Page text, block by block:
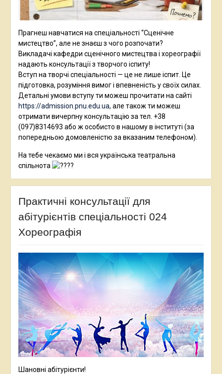
Прагнеш навчатися на спеціальності “Сценічне
мистецтво”, але не знаєш з чого розпочати?
Викладачі кафедри сценічного мистецтва і хореографії
надають консультації з творчого іспиту!
Вступ на творчі спеціальності — це не лише іспит. Це
підготовка, розуміння вимог і впевненість у своїх силах.
Детальні умови вступу ти можеш прочитати на сайті
https://admission.pnu.edu.ua, але також ти можеш
отримати вичерпну консультацію за тел. +38
(097)8314693 або ж особисто в нашому в інституті (за
попередньою домовленістю за вказаним телефоном).
На тебе чекаємо ми і вся українська театральна
спільнота
Практичні консультації для
абітурієнтів спеціальності 024
Хореографія
Шановні абітурієнти!